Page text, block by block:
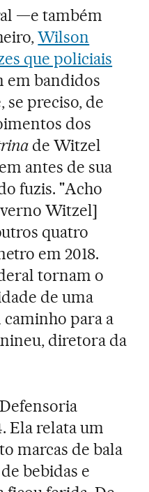
—e também
Wilson
que policiais
em bandidos
se preciso, de
dos
de Witzel
antes de sua
fuzis. "Acho
Witzel]
quatro
em 2018.
tornam o
de uma
caminho para a
diretora da
Ela relata um
marcas de bala
bebidas e